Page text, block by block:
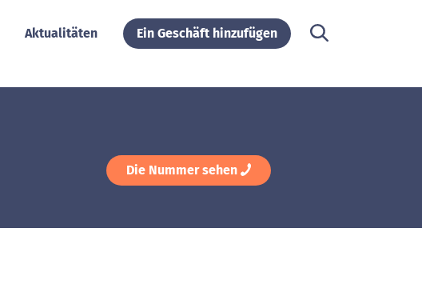
Aktualitäten Ein Geschäft hinzufügen
Die Nummer sehen